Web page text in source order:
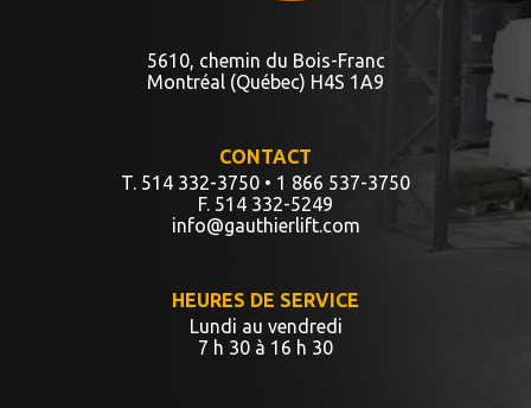
5610, chemin du Bois-Franc
Montréal (Québec) H4S 1A9
CONTACT
T. 514 332-3750 • 1 866 537-3750
F. 514 332-5249
info@gauthierlift.com
HEURES DE SERVICE
Lundi au vendredi
7 h 30 à 16 h 30